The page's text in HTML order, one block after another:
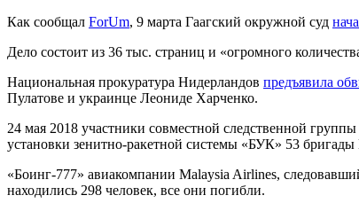
Как сообщал ForUm, 9 марта Гаагский окружной суд
Дело состоит из 36 тыс. страниц и «огромного
Национальная прокуратура Нидерландов предъявила
Пулатове и украинце Леониде Харченко.
24 мая 2018 участники совместной следственной
установки зенитно-ракетной системы «БУК» 53
«Боинг-777» авиакомпании Malaysia Airlines,
находились 298 человек, все они погибли.